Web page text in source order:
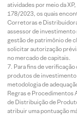
atividades por meio da
178/2023, os quais
Corretoras e
assessor de
gestão de patrimônio de
solicitar autorização
no mercado de capitais.
Para fins de
produtos de
metodologia de
Regras e Procedimentos
de Distribuição de
atribuir uma pontuação